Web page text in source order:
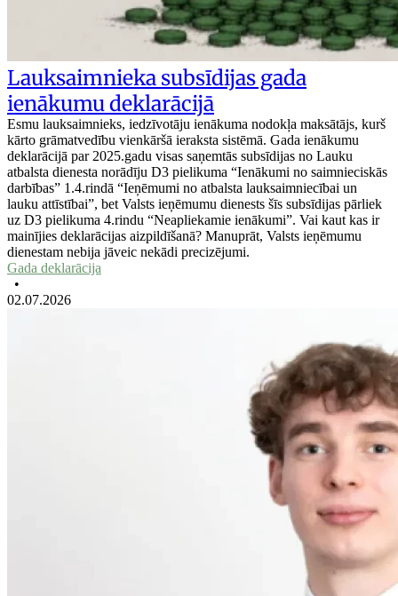
Lauksaimnieka subsīdijas gada
ienākumu deklarācijā
Esmu lauksaimnieks, iedzīvotāju ienākuma nodokļa maksātājs, kurš
kārto grāmatvedību vienkāršā ieraksta sistēmā. Gada ienākumu
deklarācijā par 2025.gadu visas saņemtās subsīdijas no Lauku
atbalsta dienesta norādīju D3 pielikuma “Ienākumi no saimnieciskās
darbības” 1.4.rindā “Ieņēmumi no atbalsta lauksaimniecībai un
lauku attīstībai”, bet Valsts ieņēmumu dienests šīs subsīdijas pārliek
uz D3 pielikuma 4.rindu “Neapliekamie ienākumi”. Vai kaut kas ir
mainījies deklarācijas aizpildīšanā? Manuprāt, Valsts ieņēmumu
dienestam nebija jāveic nekādi precizējumi.
Gada deklarācija
•
02.07.2026